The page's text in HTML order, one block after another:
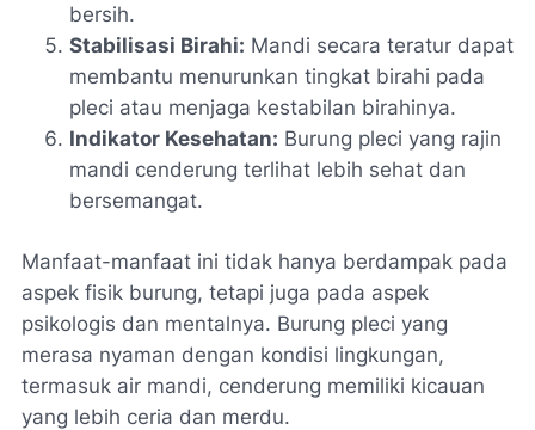
bersih.
Stabilisasi Birahi: Mandi secara teratur dapat
membantu menurunkan tingkat birahi pada
pleci atau menjaga kestabilan birahinya.
Indikator Kesehatan: Burung pleci yang rajin
mandi cenderung terlihat lebih sehat dan
bersemangat.
Manfaat-manfaat ini tidak hanya berdampak pada
aspek fisik burung, tetapi juga pada aspek
psikologis dan mentalnya. Burung pleci yang
merasa nyaman dengan kondisi lingkungan,
termasuk air mandi, cenderung memiliki kicauan
yang lebih ceria dan merdu.